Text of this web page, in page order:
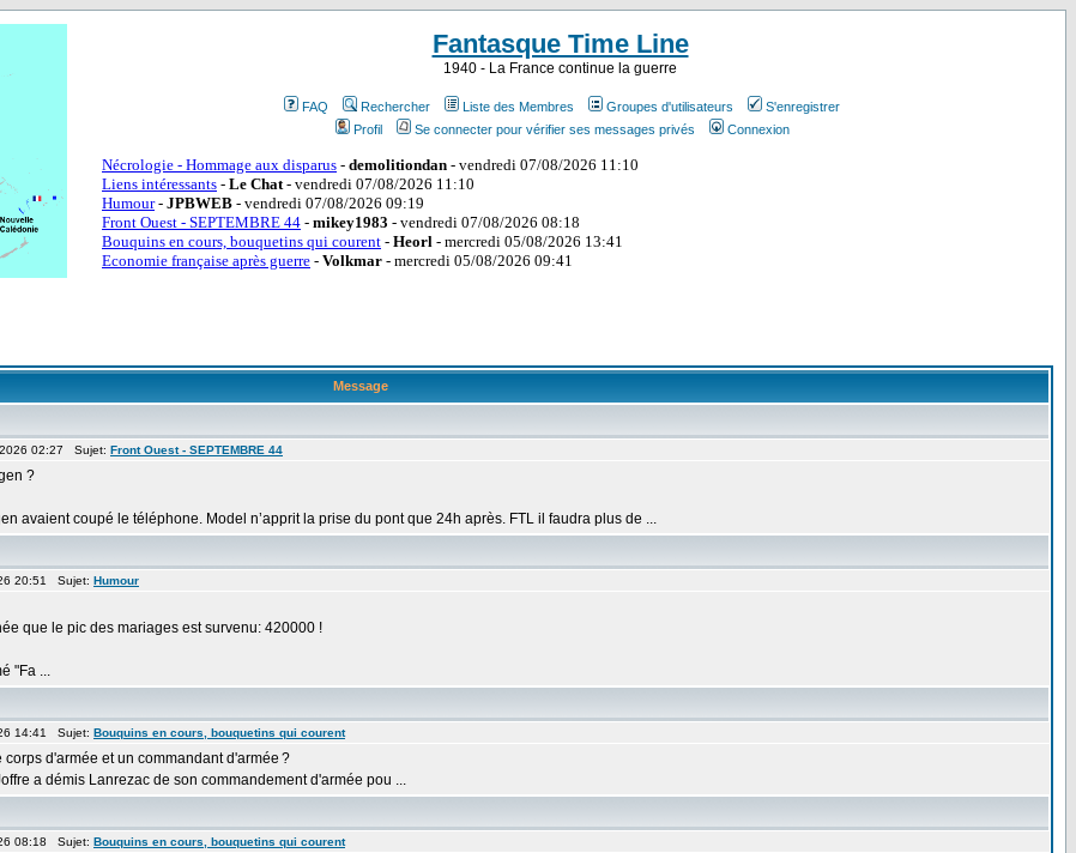
Fantasque Time Line
1940 - La France continue la guerre
FAQ Rechercher Liste des Membres Groupes d'utilisateurs
S'enregistrer
Profil
Se connecter pour vérifier ses messages privés Connexion
Message
02:27 Sujet: Front Ouest - SEPTEMBRE 44
?
avaient coupé le téléphone. Model n’apprit la prise du pont que 24h après. FTL il faudra plus de ...
20:51 Sujet: Humour
que le pic des mariages est survenu: 420000 !
"Fa ...
14:41 Sujet: Bouquins en cours, bouquetins qui courent
d'armée et un commandant d'armée ?
a démis Lanrezac de son commandement d'armée pou ...
08:18 Sujet: Bouquins en cours, bouquetins qui courent